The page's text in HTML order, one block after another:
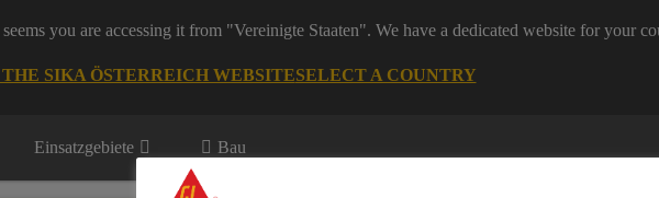
you are accessing it from "Vereinigte Staaten". We have a dedicated website for your
THE SIKA ÖSTERREICH WEBSITESELECT A COUNTRY
Einsatzgebiete Bau